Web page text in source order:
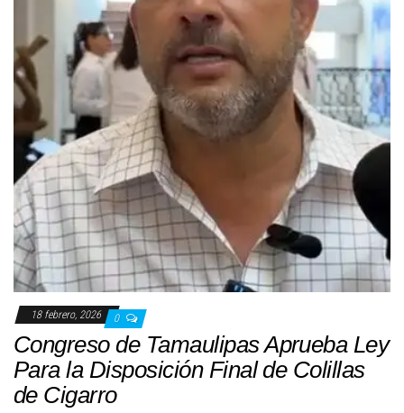
18 febrero, 2026 0
Congreso de Tamaulipas Aprueba Ley
Para la Disposición Final de Colillas
de Cigarro